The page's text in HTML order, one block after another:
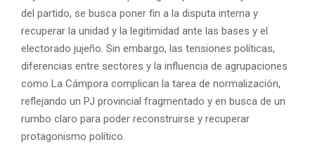
del partido, se busca poner fin a la disputa interna y
recuperar la unidad y la legitimidad ante las bases y el
electorado jujeño. Sin embargo, las tensiones políticas,
diferencias entre sectores y la influencia de agrupaciones
como La Cámpora complican la tarea de normalización,
reflejando un PJ provincial fragmentado y en busca de un
rumbo claro para poder reconstruirse y recuperar
protagonismo político.